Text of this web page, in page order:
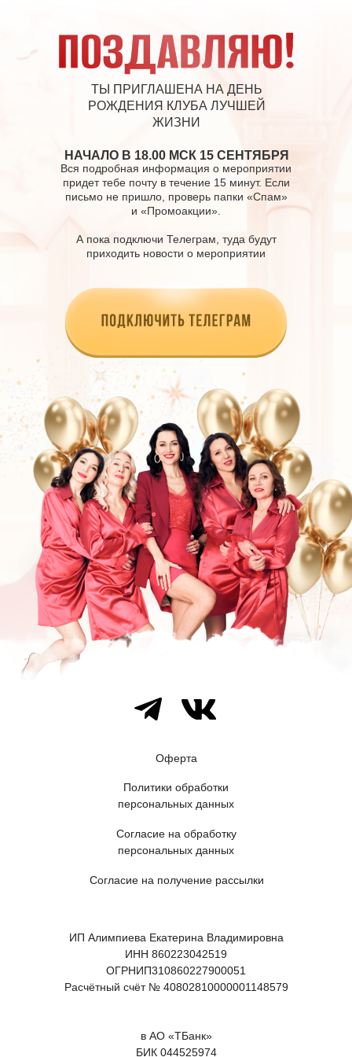
Вся подробная информация о мероприятии
придет тебе почту в течение 15 минут. Если
письмо не пришло, проверь папки «Спам»
и «Промоакции».
А пока подключи Телеграм, туда будут
приходить новости о мероприятии
ТЫ ПРИГЛАШЕНА НА ДЕНЬ
РОЖДЕНИЯ КЛУБА ЛУЧШЕЙ
ЖИЗНИ
НАЧАЛО В 18.00 МСК 15 СЕНТЯБРЯ
Политики обработки
персональных данных
Согласие на обработку
персональных данных
Согласие на получение рассылки
ИП Алимпиева Екатерина Владимировна
ИНН 860223042519
ОГРНИП310860227900051
Расчётный счёт № 40802810000001148579
в АО «ТБанк»
БИК 044525974
Оферта